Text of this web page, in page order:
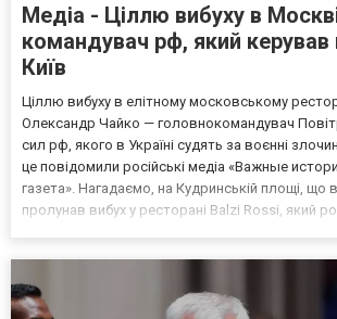
Медіа - Ціллю вибуху в
командувач рф, який керував
Київ
Ціллю вибуху в елітному московському
Олександр Чайко — головнокомандувач
сил рф, якого в Україні судять за воєнні
це повідомили російські медіа «Важные
газета». Нагадаємо, на Кудринській площі, що
пролунав вибух у ресторані Balzi Rossi, який